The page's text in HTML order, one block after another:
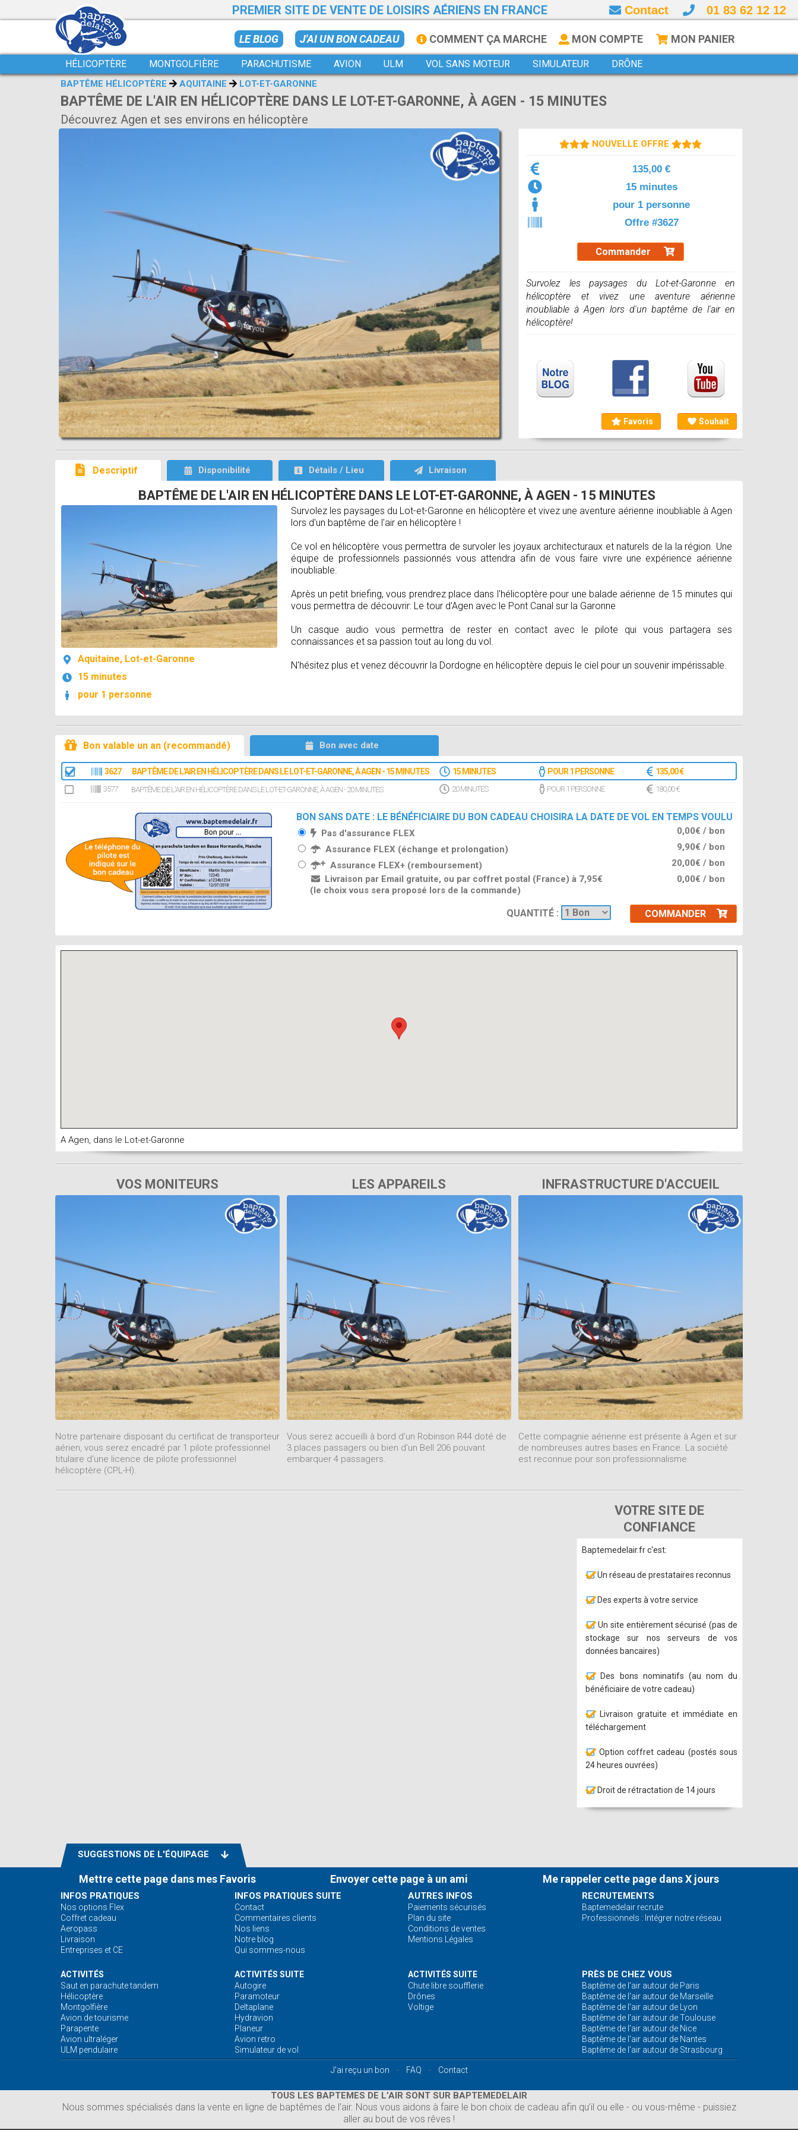
PREMIER SITE DE VENTE DE LOISIRS AÉRIENS EN FRANCE Contact 01 83 62 12 12
LE BLOG J'AI UN BON CADEAU COMMENT ÇA MARCHE MON COMPTE MON PANIER
HÉLICOPTÈRE MONTGOLFIÈRE PARACHUTISME AVION ULM VOL SANS MOTEUR SIMULATEUR DRÔNE
BAPTÊME HÉLICOPTÈRE AQUITAINE LOT-ET-GARONNE
BAPTÊME DE L'AIR EN HÉLICOPTÈRE DANS LE LOT-ET-GARONNE, À AGEN - 15 MINUTES
Découvrez Agen et ses environs en hélicoptère
NOUVELLE OFFRE
135,00 €
15 minutes
pour 1 personne
Offre #3627
Commander
Survolez les paysages du Lot-et-Garonne en
hélicoptère et vivez une aventure aérienne
inoubliable à Agen lors d'un baptême de l'air en
hélicoptère!
Favoris Souhait
Descriptif Disponibilité Détails / Lieu Livraison
BAPTÊME DE L'AIR EN HÉLICOPTÈRE DANS LE LOT-ET-GARONNE, À AGEN - 15 MINUTES
Aquitaine, Lot-et-Garonne
15 minutes
pour 1 personne
Survolez les paysages du Lot-et-Garonne en hélicoptère et vivez une aventure aérienne inoubliable à Agen
lors d'un baptême de l'air en hélicoptère !
Ce vol en hélicoptère vous permettra de survoler les joyaux architecturaux et naturels de la la région. Une
équipe de professionnels passionnés vous attendra afin de vous faire vivre une expérience aérienne
inoubliable.
Après un petit briefing, vous prendrez place dans l'hélicoptère pour une balade aérienne de 15 minutes qui
vous permettra de découvrir: Le tour d'Agen avec le Pont Canal sur la Garonne
Un casque audio vous permettra de rester en contact avec le pilote qui vous partagera ses
connaissances et sa passion tout au long du vol.
N'hésitez plus et venez découvrir la Dordogne en hélicoptère depuis le ciel pour un souvenir impérissable.
Bon valable un an (recommandé) Bon avec date
3627 BAPTÊME DE L'AIR EN HÉLICOPTÈRE DANS LE LOT-ET-GARONNE, À AGEN - 15 MINUTES 15 MINUTES POUR 1 PERSONNE 135,00 €
3577 BAPTÊME DE L'AIR EN HÉLICOPTÈRE DANS LE LOT-ET-GARONNE, À AGEN - 20 MINUTES 20 MINUTES POUR 1 PERSONNE 180,00 €
BON SANS DATE : LE BÉNÉFICIAIRE DU BON CADEAU CHOISIRA LA DATE DE VOL EN TEMPS VOULU
Pas d'assurance FLEX
0,00€ / bon
Assurance FLEX (échange et prolongation)
9,90€ / bon
Assurance FLEX+ (remboursement)
20,00€ / bon
Livraison par Email gratuite, ou par coffret postal (France) à 7,95€
(le choix vous sera proposé lors de la commande)
0,00€ / bon
QUANTITÉ : COMMANDER
A Agen, dans le Lot-et-Garonne
VOS MONITEURS
Notre partenaire disposant du certificat de transporteur
aérien, vous serez encadré par 1 pilote professionnel
titulaire d'une licence de pilote professionnel
hélicoptère (CPL-H).
LES APPAREILS
Vous serez accueilli à bord d’un Robinson R44 doté de
3 places passagers ou bien d'un Bell 206 pouvant
embarquer 4 passagers.
INFRASTRUCTURE D'ACCUEIL
Cette compagnie aérienne est présente à Agen et sur
de nombreuses autres bases en France. La société
est reconnue pour son professionnalisme.
VOTRE SITE DE
CONFIANCE
Baptemedelair.fr c'est:
Un réseau de prestataires reconnus
Des experts à votre service
Un site entièrement sécurisé (pas de
stockage sur nos serveurs de vos
données bancaires)
Des bons nominatifs (au nom du
bénéficiaire de votre cadeau)
Livraison gratuite et immédiate en
téléchargement
Option coffret cadeau (postés sous
24 heures ouvrées)
Droit de rétractation de 14 jours
SUGGESTIONS DE L'ÉQUIPAGE
Mettre cette page dans mes Favoris Envoyer cette page à un ami Me rappeler cette page dans X jours
INFOS PRATIQUES
Nos options Flex
Coffret cadeau
Aeropass
Livraison
Entreprises et CE
INFOS PRATIQUES SUITE
Contact
Commentaires clients
Nos liens
Notre blog
Qui sommes-nous
AUTRES INFOS
Paiements sécurisés
Plan du site
Conditions de ventes
Mentions Légales
RECRUTEMENTS
Baptemedelair recrute
Professionnels : Intégrer notre réseau
ACTIVITÉS
Saut en parachute tandem
Hélicoptère
Montgolfière
Avion de tourisme
Parapente
Avion ultraléger
ULM pendulaire
ACTIVITÉS SUITE
Autogire
Paramoteur
Deltaplane
Hydravion
Planeur
Avion retro
Simulateur de vol
ACTIVITÉS SUITE
Chute libre soufflerie
Drônes
Voltige
PRÈS DE CHEZ VOUS
Baptême de l'air autour de Paris
Baptême de l'air autour de Marseille
Baptême de l'air autour de Lyon
Baptême de l'air autour de Toulouse
Baptême de l'air autour de Nice
Baptême de l'air autour de Nantes
Baptême de l'air autour de Strasbourg
J'ai reçu un bon - FAQ - Contact
TOUS LES BAPTEMES DE L’AIR SONT SUR BAPTEMEDELAIR
Nous sommes spécialisés dans la vente en ligne de baptêmes de l’air. Nous vous aidons à faire le bon choix de cadeau afin qu’il ou elle - ou vous-même - puissiez
aller au bout de vos rêves !